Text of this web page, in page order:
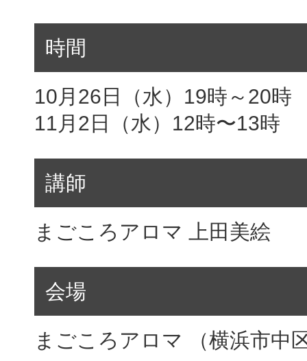
時間
10月26日（水）19時～20時
11月2日（水）12時〜13時
講師
まごころアロマ 上田美絵
会場
まごころアロマ （横浜市中